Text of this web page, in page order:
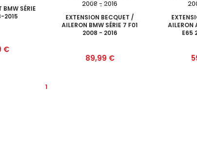
BMW SÉRIE
2015
€
EXTENSION BECQUET /
AILERON BMW SÉRIE 7 F01
2008 - 2016
Prix
89,99 €
AILERON
E65
1